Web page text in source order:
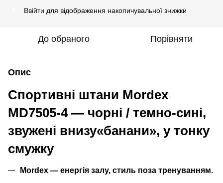
Ввійти для відображення накопичувальної знижки
До обраного Порівняти
Опис
Спортивні штани Mordex
MD7505-4 — чорні / темно-сині,
звужені внизу«банани», у тонку
смужку
Mordex — енергія залу, стиль поза тренуванням.